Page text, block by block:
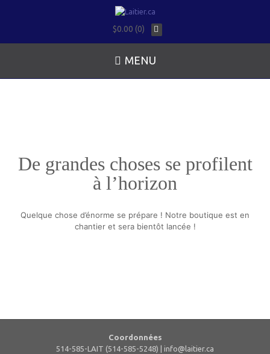
$0.00 (0)
MENU
De grandes choses se profilent
à l’horizon
Quelque chose d’énorme se prépare ! Notre boutique est en
chantier et sera bientôt lancée !
Coordonnées
514-585-LAIT (514-585-5248) | info@laitier.ca